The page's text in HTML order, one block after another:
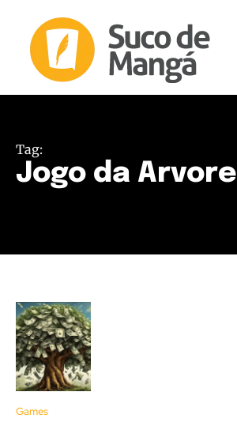
Tag:
Jogo da Arvore
Games